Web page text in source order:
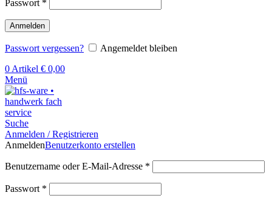
Passwort *
Anmelden
Passwort vergessen?
Angemeldet bleiben
0 Artikel € 0,00
Menü
Suche
Anmelden / Registrieren
AnmeldenBenutzerkonto erstellen
Benutzername oder E-Mail-Adresse *
Passwort *